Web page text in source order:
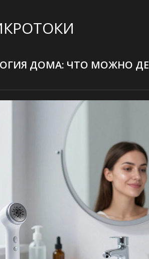
ДОМА: ЧТО МОЖНО